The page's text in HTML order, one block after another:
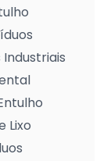
Lixo